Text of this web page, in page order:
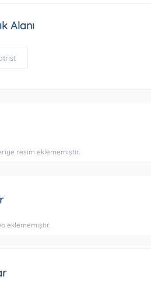
Alanı
resim eklememiştir.
eklememiştir.